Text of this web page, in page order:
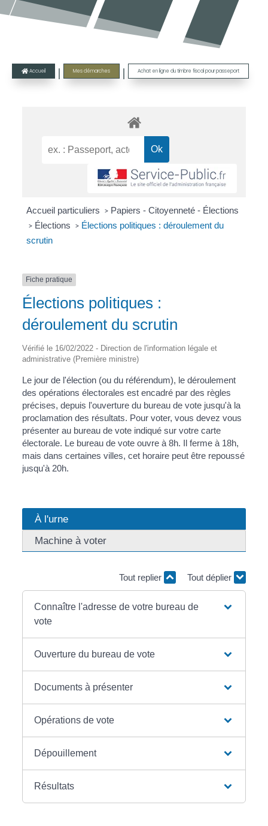
 Accueil | Mes démarches | Achat en ligne du timbre fiscal pour passeport
Accueil particuliers > Papiers - Citoyenneté - Élections
> Élections > Élections politiques : déroulement du
scrutin
Fiche pratique
Élections politiques :
déroulement du scrutin
Vérifié le 16/02/2022 - Direction de l'information légale et
administrative (Première ministre)
Le jour de l'élection (ou du référendum), le déroulement
des opérations électorales est encadré par des règles
précises, depuis l'ouverture du bureau de vote jusqu'à la
proclamation des résultats. Pour voter, vous devez vous
présenter au bureau de vote indiqué sur votre carte
électorale. Le bureau de vote ouvre à 8h. Il ferme à 18h,
mais dans certaines villes, cet horaire peut être repoussé
jusqu'à 20h.
À l'urne
Machine à voter
Tout replier Tout déplier
Connaître l'adresse de votre bureau de
vote
Ouverture du bureau de vote
Documents à présenter
Opérations de vote
Dépouillement
Résultats